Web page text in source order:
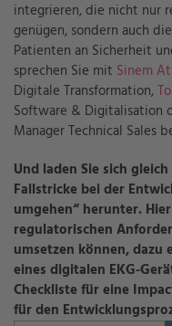
integrieren, die nicht nur
genügen, sondern auch
Patienten an Sicherheit
sprechen Sie mit Sinem
Digitale Transformation,
Software & Digitalisation
Manager Technical Sales
Und laden Sie sich
Fallstricke bei der
umgehen“ herunter.
regulatorischen
umsetzen können, dazu
eines digitalen EKG-
Checkliste für eine
für den